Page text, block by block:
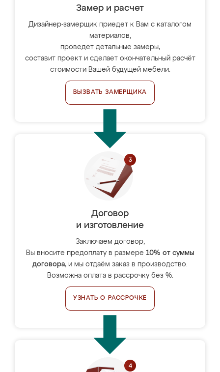
Замер и расчет
Дизайнер-замерщик приедет к Вам с каталогом
материалов,
проведёт детальные замеры,
составит проект и сделает окончательный расчёт
стоимости Вашей будущей мебели.
ВЫЗВАТЬ ЗАМЕРЩИКА
Договор
и изготовление
Заключаем договор,
Вы вносите предоплату в размере 10% от суммы
договора, и мы отдаём заказ в производство.
Возможна оплата в рассрочку без %.
УЗНАТЬ О РАССРОЧКЕ